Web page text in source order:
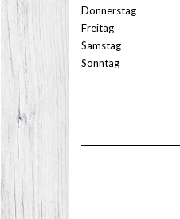
Donnerstag
Freitag
Samstag
Sonntag